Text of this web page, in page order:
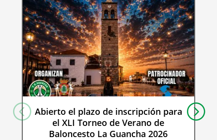
Abierto el plazo de inscripción para
el XLI Torneo de Verano de
Baloncesto La Guancha 2026